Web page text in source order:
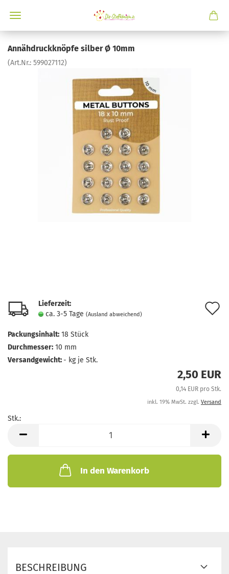
Annähdruckknöpfe silber Ø 10mm
(Art.Nr.: 599027112)
Lieferzeit:
ca. 3-5 Tage (Ausland abweichend)
Packungsinhalt: 18 Stück
Durchmesser: 10 mm
Versandgewicht:- kg je Stk.
2,50 EUR
0,14 EUR pro Stk.
inkl. 19% MwSt. zzgl. Versand
Stk.:
In den Warenkorb
BESCHREIBUNG